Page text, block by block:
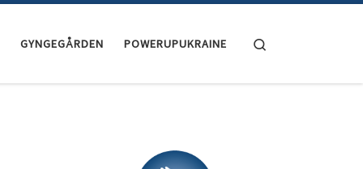
GYNGEGÅRDEN POWERUPUKRAINE